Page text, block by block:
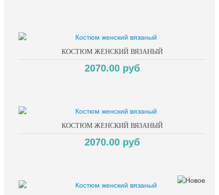
КОСТЮМ ЖЕНСКИЙ ВЯЗАНЫЙ
2070.00 руб
КОСТЮМ ЖЕНСКИЙ ВЯЗАНЫЙ
2070.00 руб